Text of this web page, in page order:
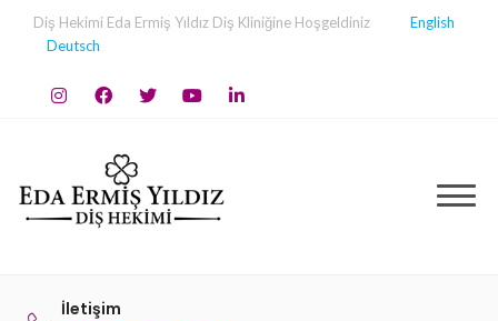
Diş Hekimi Eda Ermiş Yıldız Diş Kliniğine Hoşgeldiniz
English
Deutsch
İletişim